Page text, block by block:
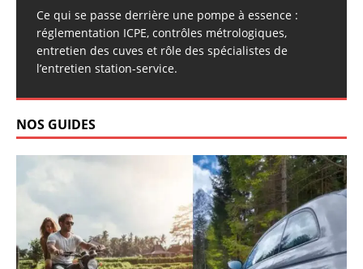
Ce qui se passe derrière une pompe à essence :
réglementation ICPE, contrôles métrologiques,
entretien des cuves et rôle des spécialistes de
l’entretien station-service.
NOS GUIDES